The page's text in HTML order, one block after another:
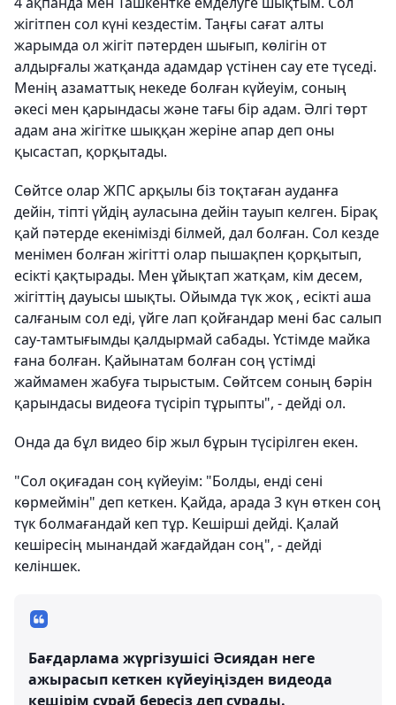
жігітпен сол күні кездестім. Таңғы сағат алты
жарымда ол жігіт пәтерден шығып, көлігін от
алдырғалы жатқанда адамдар үстінен сау ете түседі.
Менің азаматтық некеде болған күйеуім, соның
әкесі мен қарындасы және тағы бір адам. Әлгі төрт
адам ана жігітке шыққан жеріне апар деп оны
қысастап, қорқытады.
Сөйтсе олар ЖПС арқылы біз тоқтаған ауданға
дейін, тіпті үйдің ауласына дейін тауып келген. Бірақ
қай пәтерде екенімізді білмей, дал болған. Сол кезде
менімен болған жігітті олар пышақпен қорқытып,
есікті қақтырады. Мен ұйықтап жатқам, кім десем,
жігіттің дауысы шықты. Ойымда түк жоқ , есікті аша
салғаным сол еді, үйге лап қойғандар мені бас салып
сау-тамтығымды қалдырмай сабады. Үстімде майка
ғана болған. Қайынатам болған соң үстімді
жаймамен жабуға тырыстым. Сөйтсем соның бәрін
қарындасы видеоға түсіріп тұрыпты", - дейді ол.
Онда да бұл видео бір жыл бұрын түсірілген екен.
"Сол оқиғадан соң күйеуім: "Болды, енді сені
көрмеймін" деп кеткен. Қайда, арада 3 күн өткен соң
түк болмағандай кеп тұр. Кешірші дейді. Қалай
кешіресің мынандай жағдайдан соң", - дейді
келіншек.
Бағдарлама жүргізушісі Әсиядан неге
ажырасып кеткен күйеуіңізден видеода
кешірім сұрай бересіз деп сұрады.